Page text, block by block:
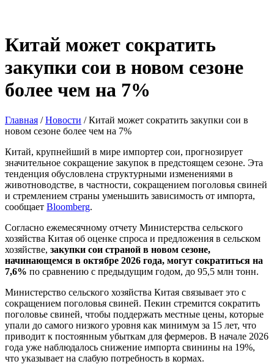
Китай может сократить
закупки сои в новом сезоне
более чем на 7%
Главная /Новости /Китай может сократить закупки сои в
новом сезоне более чем на 7%
Китай, крупнейший в мире импортер сои, прогнозирует
значительное сокращение закупок в предстоящем сезоне. Эта
тенденция обусловлена структурными изменениями в
животноводстве, в частности, сокращением поголовья свиней
и стремлением страны уменьшить зависимость от импорта,
сообщает Bloomberg.
Согласно ежемесячному отчету Министерства сельского
хозяйства Китая об оценке спроса и предложения в сельском
хозяйстве, закупки сои страной в новом сезоне,
начинающемся в октябре 2026 года, могут сократиться на
7,6% по сравнению с предыдущим годом, до 95,5 млн тонн.
Министерство сельского хозяйства Китая связывает это с
сокращением поголовья свиней. Пекин стремится сократить
поголовье свиней, чтобы поддержать местные цены, которые
упали до самого низкого уровня как минимум за 15 лет, что
приводит к постоянным убыткам для фермеров. В начале 2026
года уже наблюдалось снижение импорта свинины на 19%,
что указывает на слабую потребность в кормах.